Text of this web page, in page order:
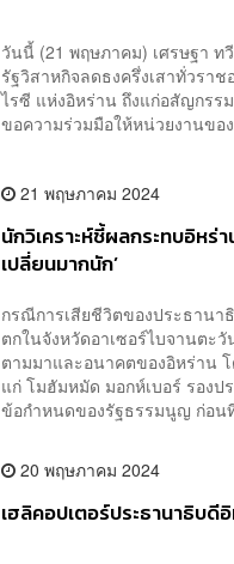
วันนี้ (21 พฤษภาคม) เศรษฐา
รัฐวิสาหกิจลดธงครึ่งเสาทั่วรา
ไรซี แห่งอิหร่าน ถึงแก่อสัญกรร
ขอความร่วมมือให้หน่วยงานขอ
21 พฤษภาคม 2024
นักวิเคราะห์ชี้ผลกระทบอิหร่
เปลี่ยนมากนัก’
กรณีการเสียชีวิตของประธานา
ตกในจังหวัดอาเซอร์ไบจานตะ
ตามมาและอนาคตของอิหร่าน
แก่ โมฮัมหมัด มอกห์เบอร์ รอง
ข้อกำหนดของรัฐธรรมนูญ ก่อน
20 พฤษภาคม 2024
เฮลิคอปเตอร์ประธานาธิบดี